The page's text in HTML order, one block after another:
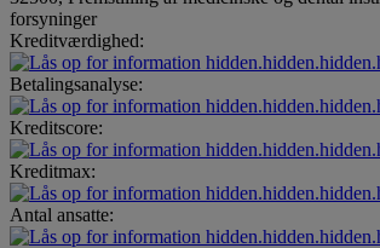
forsyninger
Kreditværdighed:
Betalingsanalyse:
Kreditscore:
Kreditmax:
Antal ansatte: